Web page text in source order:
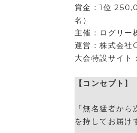
賞金：1位
名）
主催：ログリー
運営：株式会
大会特設サイト：
【コンセプト 】
「無名猛者か
を持してお届け